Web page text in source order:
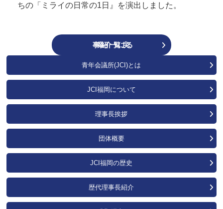
ちの「ミライの日常の1日』を演出しました。
事業紹介一覧に戻る
青年会議所(JCI)とは
JCI福岡について
理事長挨拶
団体概要
JCI福岡の歴史
歴代理事長紹介